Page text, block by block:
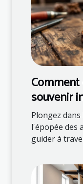
souvenir
des
Plongez
l'épopée des
guider à